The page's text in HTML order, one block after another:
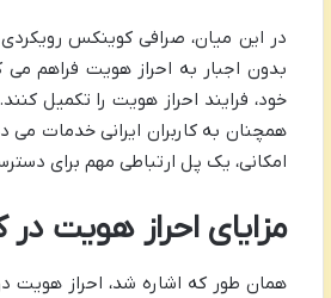
در این میان، صرافی کوینکس
بدون اجبار به احراز هویت فراهم می
خود، فرایند احراز هویت را تکمیل
همچنان به کاربران ایرانی خدمات می
امکانی، یک پل ارتباطی مهم برای
مزایای احراز هویت
همان طور که اشاره شد، احراز هویت